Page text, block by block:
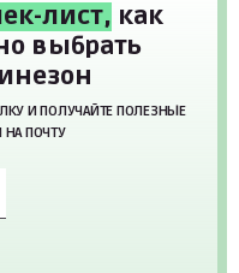
лист, как
выбрать
И ПОЛУЧАЙТЕ ПОЛЕЗНЫЕ
НА ПОЧТУ